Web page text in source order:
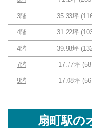
3階 35.33坪 (
4階 31.22坪 (
4階 39.98坪 (
7階 17.77坪 (
9階 17.08坪 (
扇町駅の